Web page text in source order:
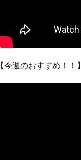
【今週のおすすめ！！】